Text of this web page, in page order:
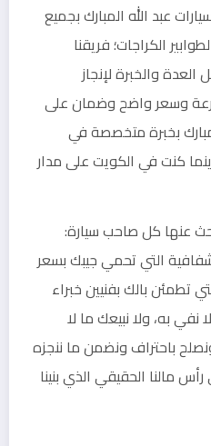
عبد الله المبارك بجميع
الكراجات؛ فريقنا
والخبرة لإنجاز
وسعر واضح وضمان على
بخبرة متخصصة في
كنت في الكويت على مدار
عنها كل صاحب سيارة:
التي تحمي جيبك بسعر
تطمئن بالك بفنيين خبراء
به، ولا نبيعك ما لا
باحتراف ونضمن ما ننجزه
مالنا الحقيقي الذي بنينا